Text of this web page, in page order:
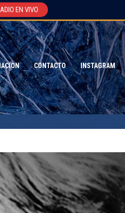
CONTACTO INSTAGRAM
EN VIVO